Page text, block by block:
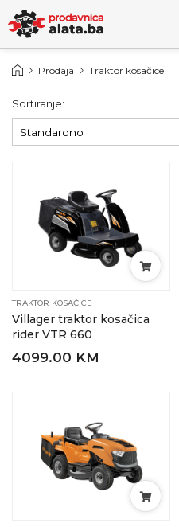
Prodaja Traktor kosačice
Sortiranje:
TRAKTOR KOSAČICE
Villager traktor kosačica
rider VTR 660
4099.00 KM